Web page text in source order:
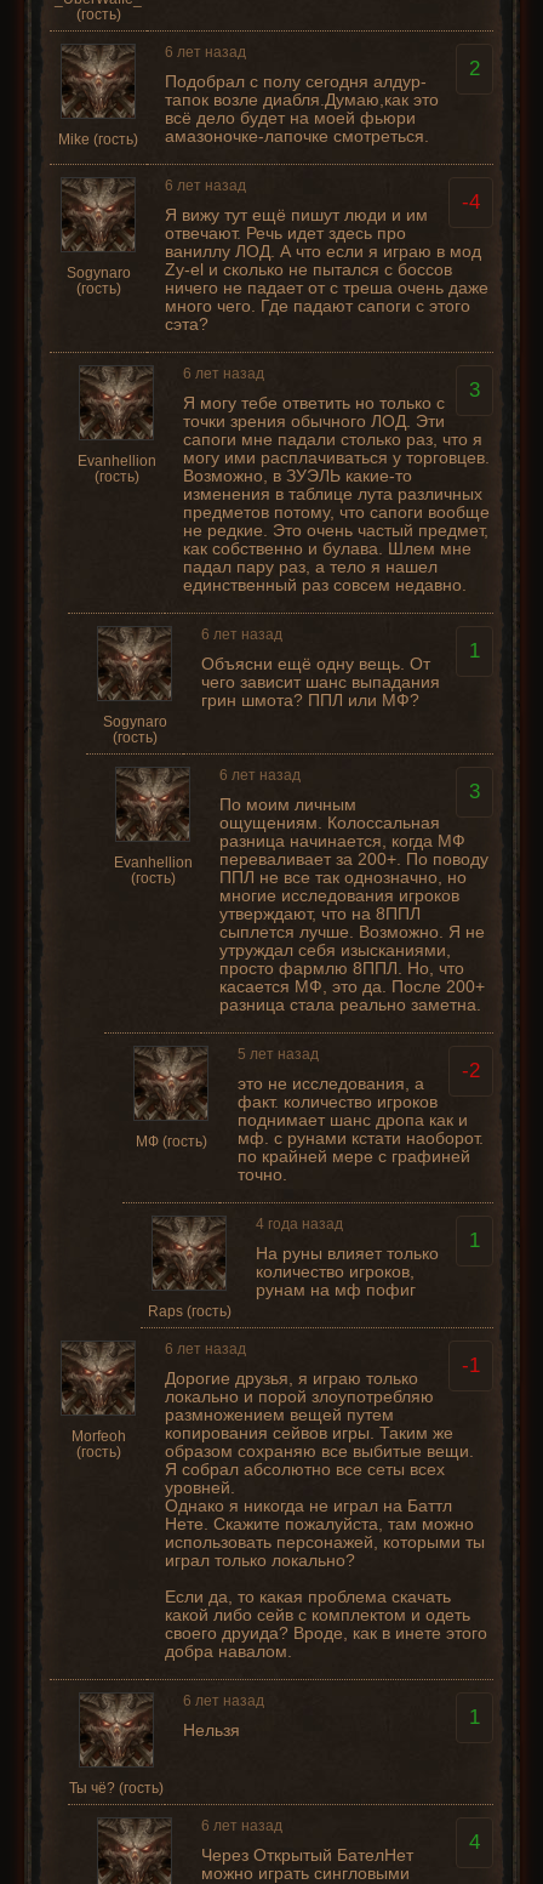
(гость)
Mike (гость)
2
6 лет назад
Подобрал с полу сегодня алдур-
тапок возле диабля.Думаю,как это
всё дело будет на моей фьюри
амазоночке-лапочке смотреться.
Sogynaro
(гость)
-4
6 лет назад
Я вижу тут ещё пишут люди и им
отвечают. Речь идет здесь про
ваниллу ЛОД. А что если я играю в мод
Zy-el и сколько не пытался с боссов
ничего не падает от с треша очень даже
много чего. Где падают сапоги с этого
сэта?
Evanhellion
(гость)
3
6 лет назад
Я могу тебе ответить но только с
точки зрения обычного ЛОД. Эти
сапоги мне падали столько раз, что я
могу ими расплачиваться у торговцев.
Возможно, в ЗУЭЛЬ какие-то
изменения в таблице лута различных
предметов потому, что сапоги вообще
не редкие. Это очень частый предмет,
как собственно и булава. Шлем мне
падал пару раз, а тело я нашел
единственный раз совсем недавно.
Sogynaro
(гость)
1
6 лет назад
Объясни ещё одну вещь. От
чего зависит шанс выпадания
грин шмота? ППЛ или МФ?
Evanhellion
(гость)
3
6 лет назад
По моим личным
ощущениям. Колоссальная
разница начинается, когда МФ
переваливает за 200+. По поводу
ППЛ не все так однозначно, но
многие исследования игроков
утверждают, что на 8ППЛ
сыплется лучше. Возможно. Я не
утруждал себя изысканиями,
просто фармлю 8ППЛ. Но, что
касается МФ, это да. После 200+
разница стала реально заметна.
МФ (гость)
-2
5 лет назад
это не исследования, а
факт. количество игроков
поднимает шанс дропа как и
мф. с рунами кстати наоборот.
по крайней мере с графиней
точно.
Raps (гость)
1
4 года назад
На руны влияет только
количество игроков,
рунам на мф пофиг
Morfeoh
(гость)
-1
6 лет назад
Дорогие друзья, я играю только
локально и порой злоупотребляю
размножением вещей путем
копирования сейвов игры. Таким же
образом сохраняю все выбитые вещи.
Я собрал абсолютно все сеты всех
уровней.
Однако я никогда не играл на Баттл
Нете. Скажите пожалуйста, там можно
использовать персонажей, которыми ты
играл только локально?
Если да, то какая проблема скачать
какой либо сейв с комплектом и одеть
своего друида? Вроде, как в инете этого
добра навалом.
Ты чё? (гость)
1
6 лет назад
Нельзя
4
6 лет назад
Через Открытый БателНет
можно играть сингловыми